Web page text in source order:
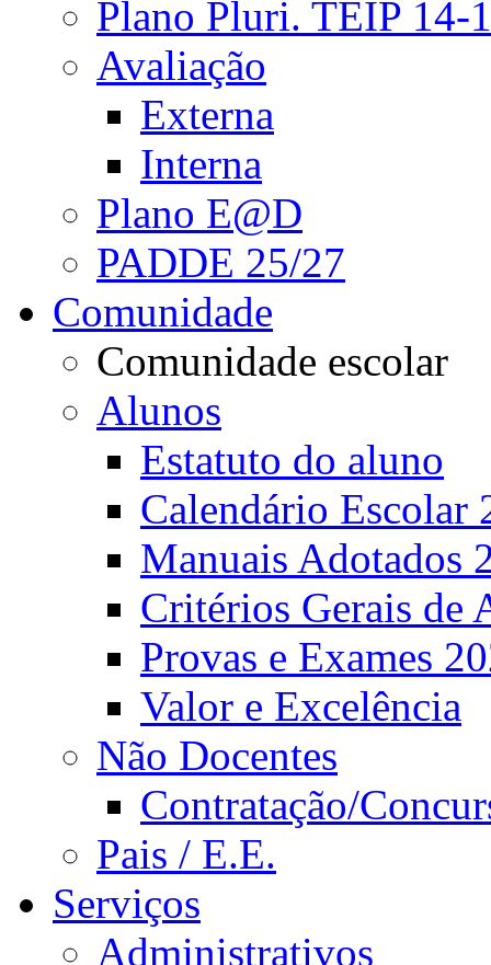
Plano Pluri. TEIP 14-
Avaliação
Externa
Interna
Plano E@D
PADDE 25/27
Comunidade
Comunidade escolar
Alunos
Estatuto do aluno
Calendário Escolar
Manuais Adotados
Critérios Gerais de
Provas e Exames
Valor e Excelência
Não Docentes
Contratação/
Pais / E.E.
Serviços
Administrativos